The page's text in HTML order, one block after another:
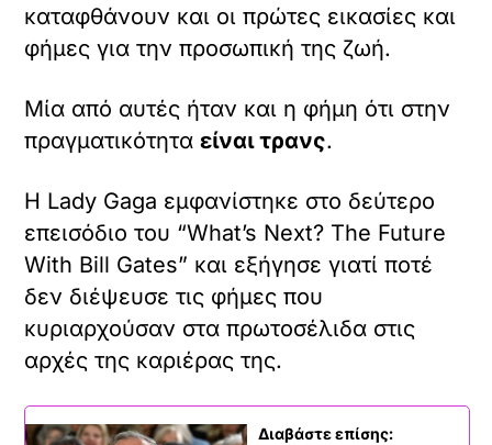
καταφθάνουν και οι πρώτες εικασίες και
φήμες για την προσωπική της ζωή.
Μία από αυτές ήταν και η φήμη ότι στην
πραγματικότηταείναι τρανς.
Η Lady Gaga εμφανίστηκε στο δεύτερο
επεισόδιο του “What’s Next? The Future
With Bill Gates” και εξήγησε γιατί ποτέ
δεν διέψευσε τις φήμες που
κυριαρχούσαν στα πρωτοσέλιδα στις
αρχές της καριέρας της.
Διαβάστε επίσης: